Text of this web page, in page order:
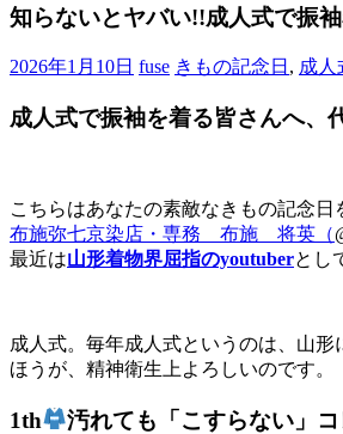
ブ
グ
す。
知らないとヤバい!!成人式で振
2026年1月10日 fuse きもの記念日 , 成人
成人式で振袖を着る皆さんへ
こちらはあなたの素敵なきもの記念日
布施弥七京染店・専務 布施 将英（
最近は山形着物界屈指のyoutuberとし
成人式。毎年成人式というのは、山
ほうが、精神衛生上よろしいのです。
1th 汚れても「こすらない」コ